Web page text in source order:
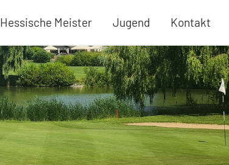
Hessische Meister Jugend Kontakt